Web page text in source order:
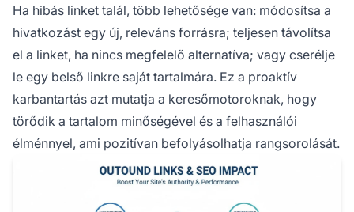
Ha hibás linket talál, több lehetősége van: módosítsa a
hivatkozást egy új, releváns forrásra; teljesen távolítsa
el a linket, ha nincs megfelelő alternatíva; vagy cserélje
le egy belső linkre saját tartalmára. Ez a proaktív
karbantartás azt mutatja a keresőmotoroknak, hogy
törődik a tartalom minőségével és a felhasználói
élménnyel, ami pozitívan befolyásolhatja rangsorolását.